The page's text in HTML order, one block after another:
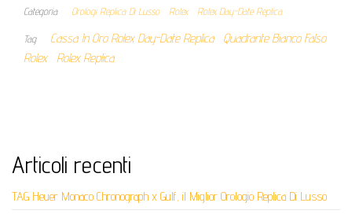
Categoria Orologi Replica Di Lusso Rolex Rolex Day-Date Replica
Tag Cassa In Oro Rolex Day-Date Replica
Quadrante Bianco Falso
Rolex
Rolex Replica
Articoli recenti
TAG Heuer Monaco Chronograph x Gulf, il Miglior Orologio Replica Di Lusso